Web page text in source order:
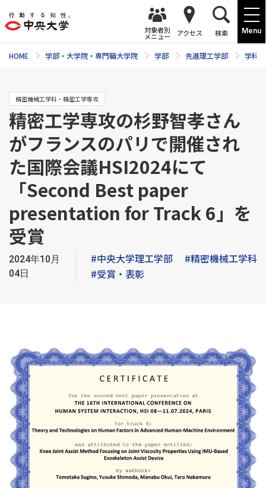
Menu
対象者別
メニュー アクセス 検索
HOME 学部・大学院・専門職大学院 学部 先進理工学部 学科
精密機械工学科・精密工学専攻
精密工学専攻の杉野智孝さん
がフランスのパリで開催され
た国際会議HSI2024にて
「Second Best paper
presentation for Track 6」を
受賞
2024年10月
04日
#中央大学理工学部
#精密機械工学科
#受賞・表彰